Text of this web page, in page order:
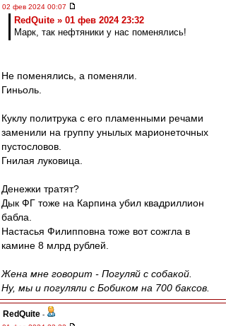
02 фев 2024 00:07
RedQuite » 01 фев 2024 23:32
Марк, так нефтяники у нас поменялись!
Не поменялись, а поменяли.
Гиньоль.
Куклу политрука с его пламенными речами
заменили на группу унылых марионеточных
пустословов.
Гнилая луковица.
Денежки тратят?
Дык ФГ тоже на Карпина убил квадриллион
бабла.
Настасья Филипповна тоже вот сожгла в
камине 8 млрд рублей.
Жена мне говорит - Погуляй с собакой.
Ну, мы и погуляли с Бобиком на 700 баксов.
RedQuite -